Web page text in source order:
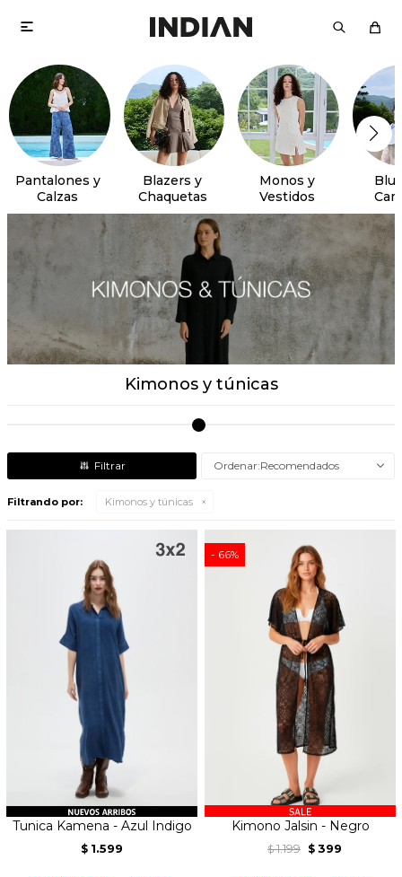

Pantalones y
Calzas
Blazers y
Chaquetas
Monos y
Vestidos
Kimonos y túnicas
Recomendados
Filtrando por: Kimonos y túnicas
Tunica Kamena - Azul Indigo
$ 1.599
66
Kimono Jalsin - Negro
$ 1.199 $ 399